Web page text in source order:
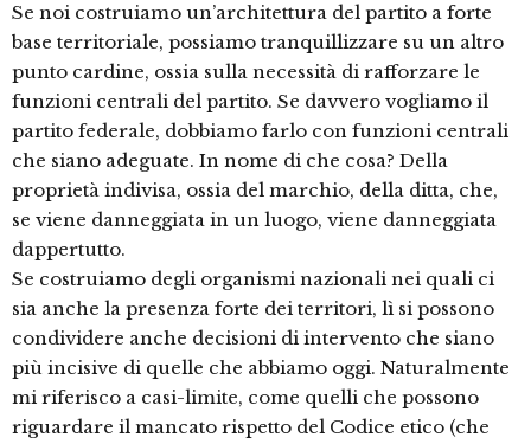
Se noi costruiamo un’architettura del partito a forte
base territoriale, possiamo tranquillizzare su un altro
punto cardine, ossia sulla necessità di rafforzare le
funzioni centrali del partito. Se davvero vogliamo il
partito federale, dobbiamo farlo con funzioni centrali
che siano adeguate. In nome di che cosa? Della
proprietà indivisa, ossia del marchio, della ditta, che,
se viene danneggiata in un luogo, viene danneggiata
dappertutto.
Se costruiamo degli organismi nazionali nei quali ci
sia anche la presenza forte dei territori, lì si possono
condividere anche decisioni di intervento che siano
più incisive di quelle che abbiamo oggi. Naturalmente
mi riferisco a casi-limite, come quelli che possono
riguardare il mancato rispetto del Codice etico (che